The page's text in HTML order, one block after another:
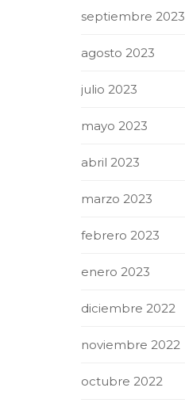
septiembre 2023
agosto 2023
julio 2023
mayo 2023
abril 2023
marzo 2023
febrero 2023
enero 2023
diciembre 2022
noviembre 2022
octubre 2022